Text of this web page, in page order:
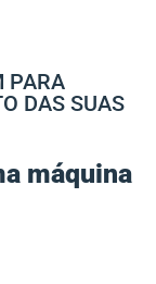
PARA
DAS SUAS
máquina